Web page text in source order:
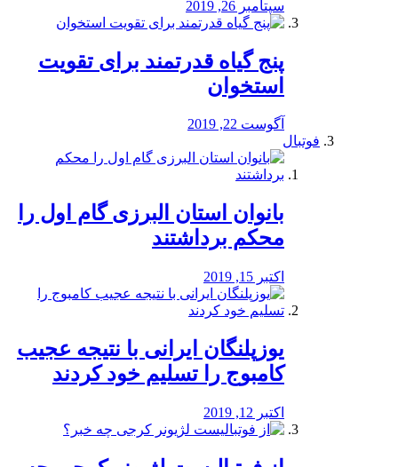
سپتامبر 26, 2019
پنج گیاه قدرتمند برای تقویت
استخوان
آگوست 22, 2019
فوتبال
بانوان استان البرزی گام اول را
محكم برداشتند
اکتبر 15, 2019
یوزپلنگان ایرانی با نتیجه عجیب
کامبوج را تسلیم خود کردند
اکتبر 12, 2019